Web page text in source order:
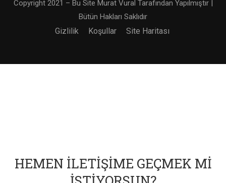
Copyright 2021 – Bu Site Murat Vural Tarafından Yapılmıştır |
Bütün Hakları Saklıdır
Gizlilik Koşullar Site Haritası
HEMEN İLETIŞIME GEÇMEK MI